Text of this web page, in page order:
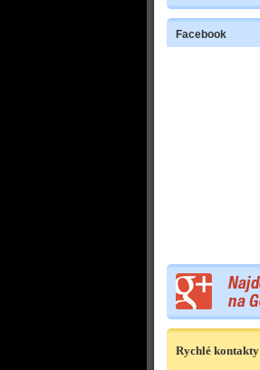
Facebook
Rychlé kontakty